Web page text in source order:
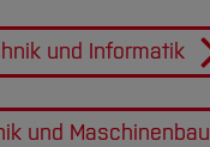
und Informatik
und Maschinenbau